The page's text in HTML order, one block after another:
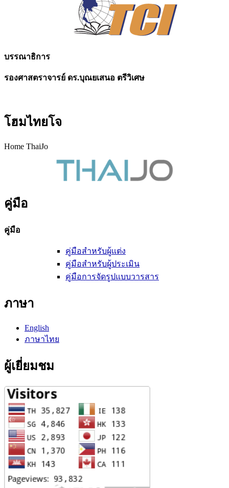
บรรณาธิการ
รองศาสตราจารย์ ดร.บุณยเสนอ ตรีวิเศษ
โฮมไทยโจ
Home ThaiJo
คู่มือ
คู่มือ
คู่มือสำหรับผู้แต่ง
คู่มือสำหรับผู้ประเมิน
คู่มือการจัดรูปแบบวารสาร
ภาษา
English
ภาษาไทย
ผู้เยี่ยมชม